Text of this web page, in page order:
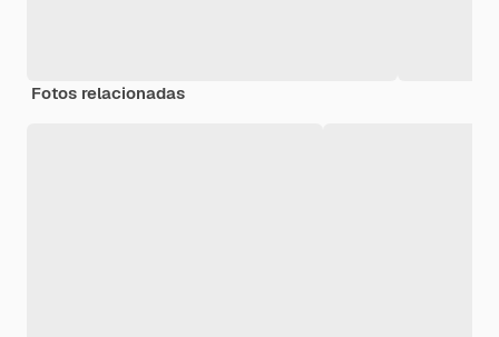
Fotos relacionadas